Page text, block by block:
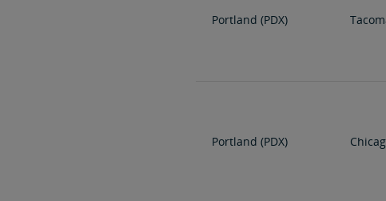
Portland (PDX)
Portland (PDX)